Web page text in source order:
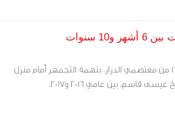
سنوات
قضت المحكمة الكبرى الجنائية الأولى بإدانة 167 من معتصمي الدراز، بتهمة التجمهر أمام منزل
قاسم، بين عامي 2016 و2017.